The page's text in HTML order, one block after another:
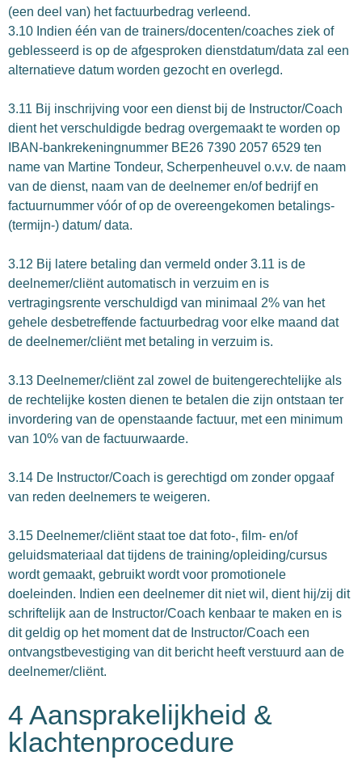
(een deel van) het factuurbedrag verleend.
3.10 Indien één van de trainers/docenten/coaches ziek of
geblesseerd is op de afgesproken dienstdatum/data zal een
alternatieve datum worden gezocht en overlegd.
3.11 Bij inschrijving voor een dienst bij de Instructor/Coach
dient het verschuldigde bedrag overgemaakt te worden op
IBAN-bankrekeningnummer BE26 7390 2057 6529 ten
name van Martine Tondeur, Scherpenheuvel o.v.v. de naam
van de dienst, naam van de deelnemer en/of bedrijf en
factuurnummer vóór of op de overeengekomen betalings-
(termijn-) datum/ data.
3.12 Bij latere betaling dan vermeld onder 3.11 is de
deelnemer/cliënt automatisch in verzuim en is
vertragingsrente verschuldigd van minimaal 2% van het
gehele desbetreffende factuurbedrag voor elke maand dat
de deelnemer/cliënt met betaling in verzuim is.
3.13 Deelnemer/cliënt zal zowel de buitengerechtelijke als
de rechtelijke kosten dienen te betalen die zijn ontstaan ter
invordering van de openstaande factuur, met een minimum
van 10% van de factuurwaarde.
3.14 De Instructor/Coach is gerechtigd om zonder opgaaf
van reden deelnemers te weigeren.
3.15 Deelnemer/cliënt staat toe dat foto-, film- en/of
geluidsmateriaal dat tijdens de training/opleiding/cursus
wordt gemaakt, gebruikt wordt voor promotionele
doeleinden. Indien een deelnemer dit niet wil, dient hij/zij dit
schriftelijk aan de Instructor/Coach kenbaar te maken en is
dit geldig op het moment dat de Instructor/Coach een
ontvangstbevestiging van dit bericht heeft verstuurd aan de
deelnemer/cliënt.
4 Aansprakelijkheid &
klachtenprocedure